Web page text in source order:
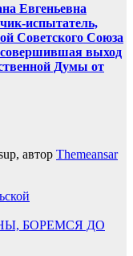
Евгеньевна
испытатель,
Советского Союза
совершившая выход
Думы от
автор Themeansar
БОРЕМСЯ ДО